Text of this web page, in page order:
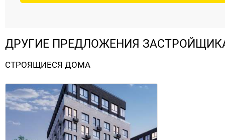
ДРУГИЕ ПРЕДЛОЖЕНИЯ
СТРОЯЩИЕСЯ ДОМА